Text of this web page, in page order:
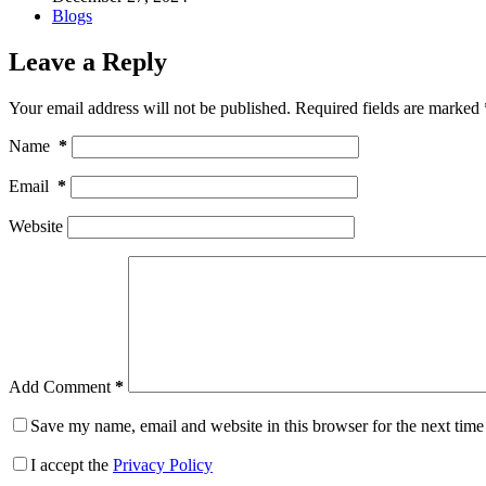
Blogs
Leave a Reply
Your email address will not be published. Required fields are marked
Name *
Email *
Website
Add Comment *
Save my name, email and website in this browser for the next
I accept the Privacy Policy